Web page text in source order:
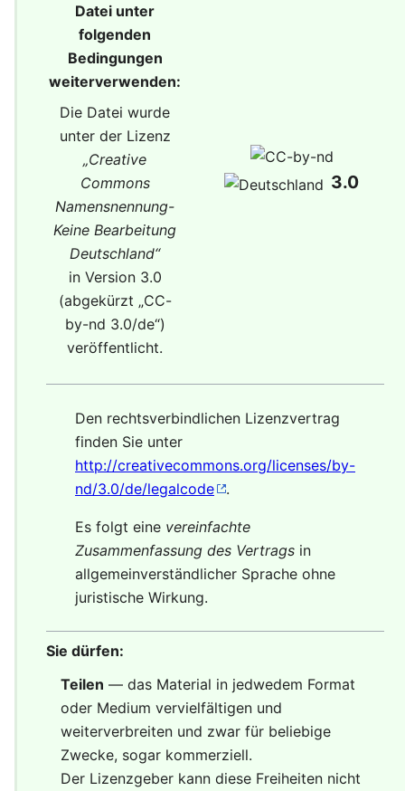
Datei unter
folgenden
Bedingungen
weiterverwenden:
Die Datei wurde
unter der Lizenz
„Creative
Commons
Namensnennung-
Keine Bearbeitung
Deutschland“
in Version 3.0
(abgekürzt „CC-
by-nd 3.0/de“)
veröffentlicht.
3.0
Den rechtsverbindlichen Lizenzvertrag
finden Sie unter
http://creativecommons.org/licenses/by-
nd/3.0/de/legalcode
.
Es folgt eine vereinfachte
Zusammenfassung des Vertrags in
allgemeinverständlicher Sprache ohne
juristische Wirkung.
Sie dürfen:
Teilen — das Material in jedwedem Format
oder Medium vervielfältigen und
weiterverbreiten und zwar für beliebige
Zwecke, sogar kommerziell.
Der Lizenzgeber kann diese Freiheiten nicht